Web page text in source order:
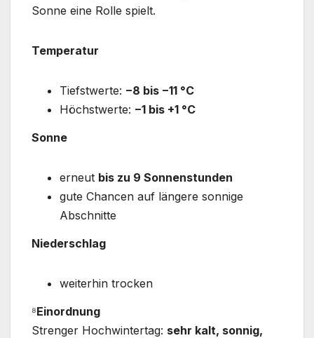
Sonne eine Rolle spielt.
Temperatur
Tiefstwerte: −8 bis −11 °C
Höchstwerte: −1 bis +1 °C
Sonne
erneut bis zu 9 Sonnenstunden
gute Chancen auf längere sonnige
Abschnitte
Niederschlag
weiterhin trocken
⁸Einordnung
Strenger Hochwintertag: sehr kalt, sonnig,